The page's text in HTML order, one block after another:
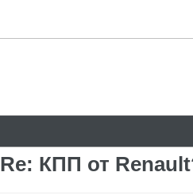
Re: КПП от